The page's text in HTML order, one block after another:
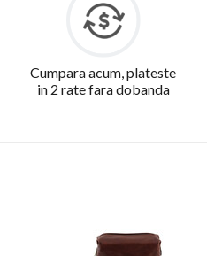
Cumpara acum, plateste
in 2 rate fara dobanda